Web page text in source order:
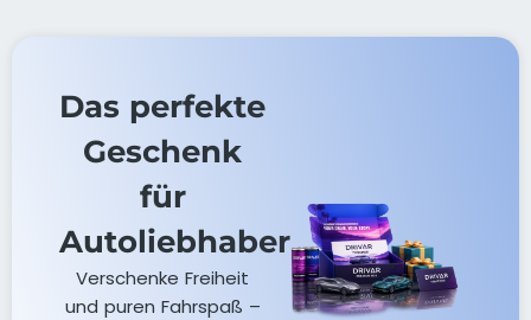
Das perfekte
Geschenk
für
Autoliebhaber
Verschenke Freiheit
und puren Fahrspaß –